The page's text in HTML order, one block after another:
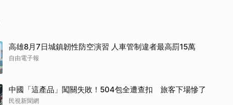
高雄8月7日城鎮韌性防空演習 人車管制違者最高罰15萬
自由電子報
中國「這產品」闖關失敗！504包全遭查扣 旅客下場慘了
民視新聞網